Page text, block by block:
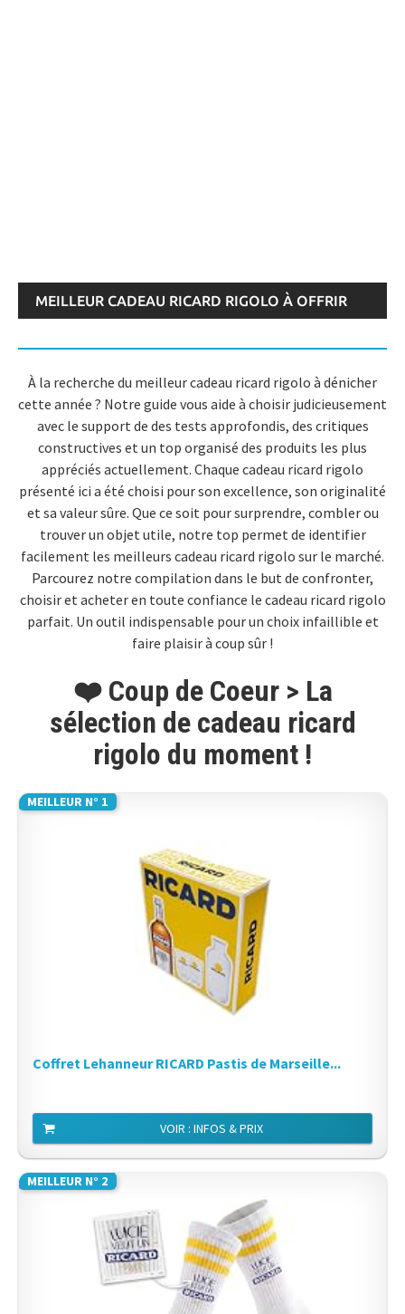
MEILLEUR CADEAU RICARD RIGOLO À OFFRIR
À la recherche du meilleur cadeau ricard rigolo à dénicher
cette année ? Notre guide vous aide à choisir judicieusement
avec le support de des tests approfondis, des critiques
constructives et un top organisé des produits les plus
appréciés actuellement. Chaque cadeau ricard rigolo
présenté ici a été choisi pour son excellence, son originalité
et sa valeur sûre. Que ce soit pour surprendre, combler ou
trouver un objet utile, notre top permet de identifier
facilement les meilleurs cadeau ricard rigolo sur le marché.
Parcourez notre compilation dans le but de confronter,
choisir et acheter en toute confiance le cadeau ricard rigolo
parfait. Un outil indispensable pour un choix infaillible et
faire plaisir à coup sûr !
❤️ Coup de Coeur > La
sélection de cadeau ricard
rigolo du moment !
MEILLEUR N° 1
Coffret Lehanneur RICARD Pastis de Marseille...
VOIR : INFOS & PRIX
MEILLEUR N° 2